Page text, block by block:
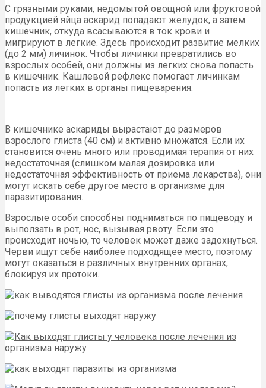
С грязными руками, недомытой овощной или фруктовой
продукцией яйца аскарид попадают желудок, а затем
кишечник, откуда всасываются в ток крови и
мигрируют в легкие. Здесь происходит развитие мелких
(до 2 мм) личинок. Чтобы личинки превратились во
взрослых особей, они должны из легких снова попасть
в кишечник. Кашлевой рефлекс помогает личинкам
попасть из легких в органы пищеварения.
В кишечнике аскариды вырастают до размеров
взрослого глиста (40 см) и активно множатся. Если их
становится очень много или проводимая терапия от них
недостаточная (слишком малая дозировка или
недостаточная эффективность от приема лекарства), они
могут искать себе другое место в организме для
паразитирования.
Взрослые особи способны подниматься по пищеводу и
выползать в рот, нос, вызывая рвоту. Если это
происходит ночью, то человек может даже задохнуться.
Черви ищут себе наиболее подходящее место, поэтому
могут оказаться в различных внутренних органах,
блокируя их протоки.